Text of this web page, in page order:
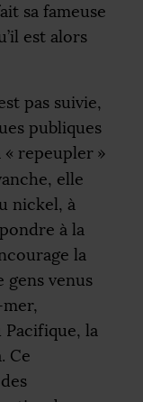
sa fameuse
est alors
pas suivie,
publiques
repeupler »
elle
nickel, à
à la
la
venus
la
Ce